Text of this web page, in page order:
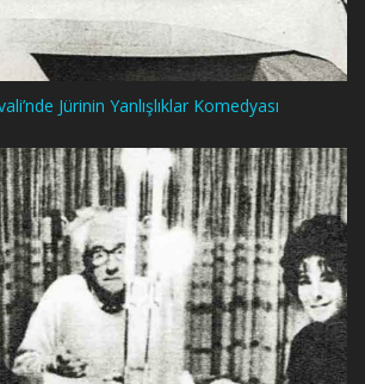
Jürinin Yanlışlıklar Komedyası